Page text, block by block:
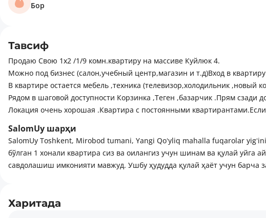
Бор
Тавсиф
Продаю Свою 1х2 /1/9 комн.квартиру на массиве Куйлюк 4.
Можно под бизнес (салон,учебный центр,магазин и т.д)Вход в
В квартире остается мебель ,техника (телевизор,холодильник
Рядом в шаговой доступности Корзинка ,Теген ,базарчик .Прям
Локация очень хорошая .Квартира с постоянными
SalomUy шарҳи
SalomUy Toshkent, Mirobod tumani, Yangi Qoʻyliq mahalla fuqarolar
бўлган 1 хонали квартира сиз ва оилангиз учун шинам ва қулай
савдолашиш имконияти мавжуд. Ушбу ҳудудда қулай ҳаёт учун барча
Харитада